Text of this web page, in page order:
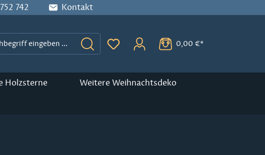
742 Kontakt
Du hast 0 Produkte auf dem
0,00 €*
Holzsterne Weitere Weihnachtsdeko